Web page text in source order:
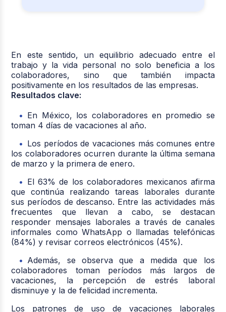
En este sentido, un equilibrio adecuado entre el
trabajo y la vida personal no solo beneficia a los
colaboradores, sino que también impacta
positivamente en los resultados de las empresas.
Resultados clave:
En México, los colaboradores en promedio se
toman 4 días de vacaciones al año.
Los períodos de vacaciones más comunes entre
los colaboradores ocurren durante la última semana
de marzo y la primera de enero.
El 63% de los colaboradores mexicanos afirma
que continúa realizando tareas laborales durante
sus períodos de descanso. Entre las actividades más
frecuentes que llevan a cabo, se destacan
responder mensajes laborales a través de canales
informales como WhatsApp o llamadas telefónicas
(84%) y revisar correos electrónicos (45%).
Además, se observa que a medida que los
colaboradores toman períodos más largos de
vacaciones, la percepción de estrés laboral
disminuye y la de felicidad incrementa.
Los patrones de uso de vacaciones laborales